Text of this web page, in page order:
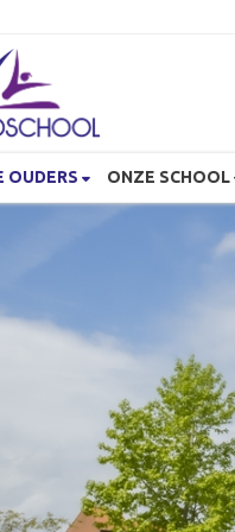
OUDERS ONZE SCHOOL